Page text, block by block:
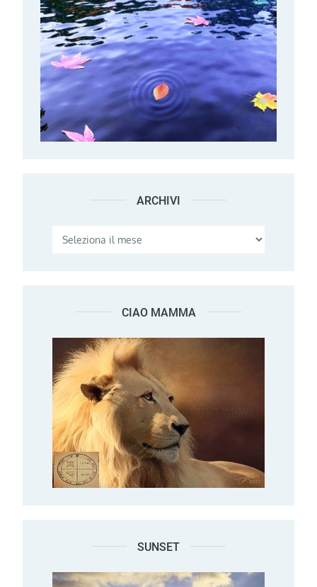
ARCHIVI Archivi
CIAO MAMMA
SUNSET